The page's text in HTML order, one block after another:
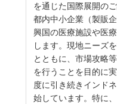
を通じた国際展開の
都内中小企業（製販
興国の医療施設や医
します。現地ニーズ
とともに、市場攻略
を行うことを目的に
度に引き続きインド
始しています。特に